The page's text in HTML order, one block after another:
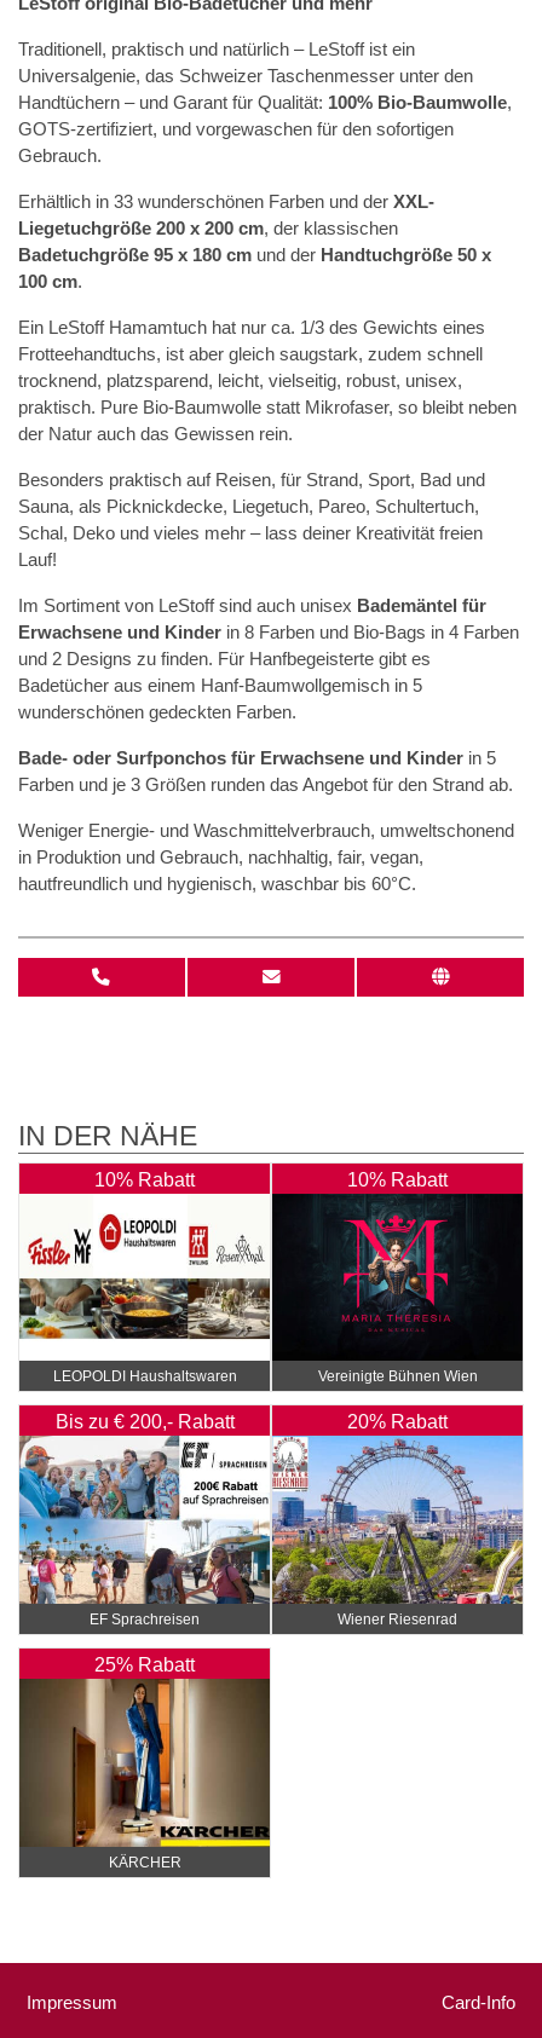
Traditionell, praktisch und natürlich – LeStoff ist ein
Universalgenie, das Schweizer Taschenmesser unter den
Handtüchern – und Garant für Qualität: 100% Bio-Baumwolle,
GOTS-zertifiziert, und vorgewaschen für den sofortigen
Gebrauch.
Erhältlich in 33 wunderschönen Farben und der XXL-
Liegetuchgröße 200 x 200 cm, der klassischen
Badetuchgröße 95 x 180 cm und der Handtuchgröße 50 x
100 cm.
Ein LeStoff Hamamtuch hat nur ca. 1/3 des Gewichts eines
Frotteehandtuchs, ist aber gleich saugstark, zudem schnell
trocknend, platzsparend, leicht, vielseitig, robust, unisex,
praktisch. Pure Bio-Baumwolle statt Mikrofaser, so bleibt neben
der Natur auch das Gewissen rein.
Besonders praktisch auf Reisen, für Strand, Sport, Bad und
Sauna, als Picknickdecke, Liegetuch, Pareo, Schultertuch,
Schal, Deko und vieles mehr – lass deiner Kreativität freien
Lauf!
Im Sortiment von LeStoff sind auch unisex Bademäntel für
Erwachsene und Kinder in 8 Farben und Bio-Bags in 4 Farben
und 2 Designs zu finden. Für Hanfbegeisterte gibt es
Badetücher aus einem Hanf-Baumwollgemisch in 5
wunderschönen gedeckten Farben.
Bade- oder Surfponchos für Erwachsene und Kinder in 5
Farben und je 3 Größen runden das Angebot für den Strand ab.
Weniger Energie- und Waschmittelverbrauch, umweltschonend
in Produktion und Gebrauch, nachhaltig, fair, vegan,
hautfreundlich und hygienisch, waschbar bis 60°C.
IN DER NÄHE
10% Rabatt
LEOPOLDI Haushaltswaren
10% Rabatt
Vereinigte Bühnen Wien
Bis zu € 200,- Rabatt
EF Sprachreisen
20% Rabatt
Wiener Riesenrad
25% Rabatt
KÄRCHER
Impressum Card-Info